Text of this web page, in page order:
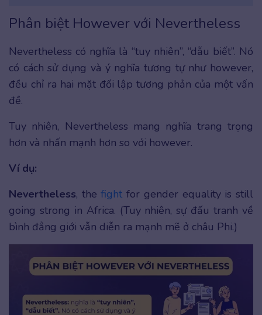
Phân biệt However với Nevertheless
Nevertheless có nghĩa là “tuy nhiên”, “dẫu biết”. Nó
có cách sử dụng và ý nghĩa tương tự như however,
đều chỉ ra hai mặt đối lập tương phản của một vấn
đề.
Tuy nhiên, Nevertheless mang nghĩa trang trọng
hơn và nhấn mạnh hơn so với however.
Ví dụ:
Nevertheless, thefight for gender equality is still
going strong in Africa. (Tuy nhiên, sự đấu tranh về
bình đẳng giới vẫn diễn ra mạnh mẽ ở châu Phi.)